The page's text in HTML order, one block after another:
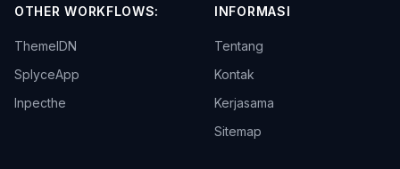
OTHER WORKFLOWS:
ThemeIDN
SplyceApp
Inpecthe
INFORMASI
Tentang
Kontak
Kerjasama
Sitemap